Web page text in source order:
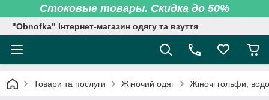
Стоковые товары. Скидка до 50%
"Obnofka" Інтернет-магазин одягу та взуття
Товари та послуги Жіночий одяг Жіночі гольфи,